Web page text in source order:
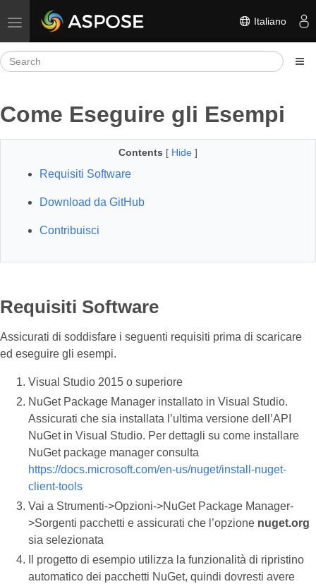
Toggle navigation Italiano
Come Eseguire gli Esempi
Contents [ Hide ]
Requisiti Software
Download da GitHub
Contribuisci
Requisiti Software
Assicurati di soddisfare i seguenti requisiti prima di scaricare
ed eseguire gli esempi.
Visual Studio 2015 o superiore
NuGet Package Manager installato in Visual Studio.
Assicurati che sia installata l’ultima versione dell’API
NuGet in Visual Studio. Per dettagli su come installare
NuGet package manager consulta
https://docs.microsoft.com/en-us/nuget/install-nuget-
client-tools
Vai a Strumenti->Opzioni->NuGet Package Manager-
>Sorgenti pacchetti e assicurati che l’opzione nuget.org
sia selezionata
Il progetto di esempio utilizza la funzionalità di ripristino
automatico dei pacchetti NuGet, quindi dovresti avere